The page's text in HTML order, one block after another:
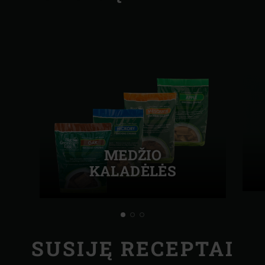
MEDŽIO
KALADĖLĖS
SUSIJĘ RECEPTAI